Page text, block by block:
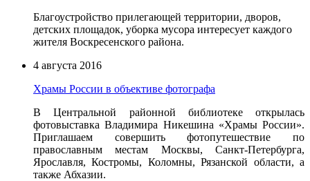
Благоустройство прилегающей территории, дворов,
детских площадок, уборка мусора интересует каждого
жителя Воскресенского района.
4 августа 2016
Храмы России в объективе фотографа
В Центральной районной библиотеке открылась
фотовыставка Владимира Никешина «Храмы России».
Приглашаем совершить фотопутешествие по
православным местам Москвы, Санкт-Петербурга,
Ярославля, Костромы, Коломны, Рязанской области, а
также Абхазии.